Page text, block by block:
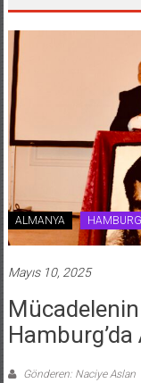
ALMANYA HAMBURG
Mayıs 10, 2025
Hamburg’da
Gönderen: Naciye Aslan